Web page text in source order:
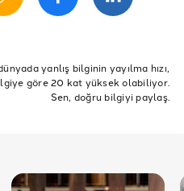
Beslenme FAO
Obezite
Yemek Yemek
Aç
yanlış bilginin yayılma hızı,
göre 20 kat yüksek olabiliyor.
Sen, doğru bilgiyi paylaş.